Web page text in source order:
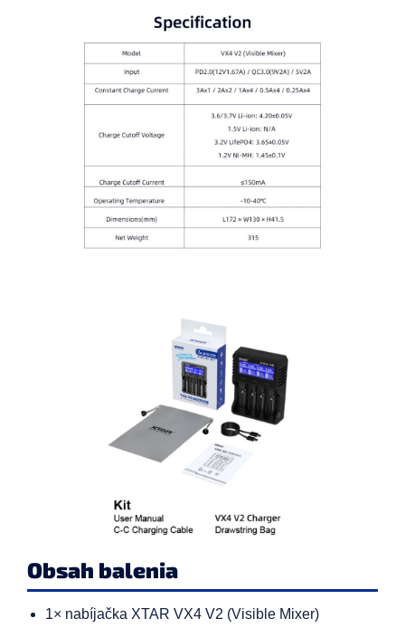
Obsah balenia
1× nabíjačka XTAR VX4 V2 (Visible Mixer)